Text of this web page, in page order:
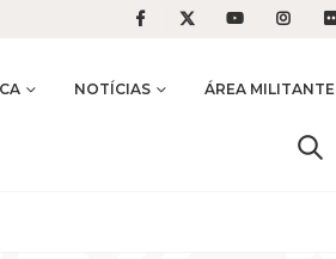
NOTÍCIAS ÁREA MILITANTE